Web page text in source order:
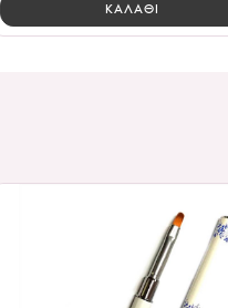
ΚΑΛΑΘΙ